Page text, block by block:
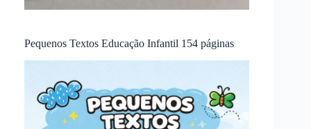
Pequenos Textos Educação Infantil 154 páginas